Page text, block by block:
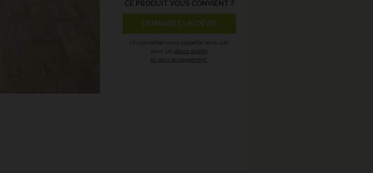
CE PRODUIT VOUS CONVIENT ?
DEMANDEZ UN DEVIS
Un conseiller vous rappelle sous 24h
pour un devis rapide
et sans engagement.